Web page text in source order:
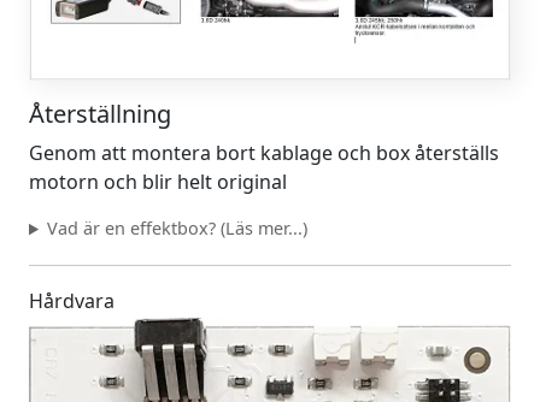
Återställning
Genom att montera bort kablage och box återställs
motorn och blir helt original
Vad är en effektbox? (Läs mer...)
Hårdvara